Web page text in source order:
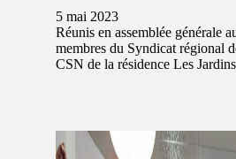
5 mai 2023
Réunis en assemblée générale
membres du Syndicat régional
CSN de la résidence Les